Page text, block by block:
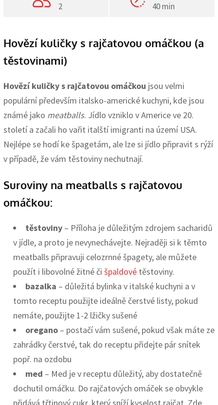
2
40 min
Hovězí kuličky s rajčatovou omáčkou (a
těstovinami)
Hovězí kuličky s rajčatovou omáčkou jsou velmi
populární především italsko-americké kuchyni, kde jsou
známé jako meatballs. Jídlo vzniklo v Americe ve 20.
století a začali ho vařit italští imigranti na území USA.
Nejlépe se hodí ke špagetám, ale lze si jídlo připravit s rýží
v případě, že vám těstoviny nechutnají.
Suroviny na meatballs s rajčatovou
omáčkou:
těstoviny – Příloha je důležitým zdrojem sacharidů
v jídle, a proto je nevynechávejte. Nejraději si k těmto
meatballs připravuji celozrnné špagety, ale můžete
použít i libovolné žitné či špaldové těstoviny.
bazalka – důležitá bylinka v italské kuchyni a v
tomto receptu použijte ideálně čerstvé listy, pokud
nemáte, použijte 1-2 lžičky sušené
oregano – postačí vám sušené, pokud však máte ze
zahrádky čerstvé, tak do receptu přidejte pár snítek
popř. na ozdobu
med – Med je v receptu důležitý, aby dostatečně
dochutil omáčku. Do rajčatových omáček se obvykle
přidává třtinový cukr, který sníží kyselost rajčat. Zde